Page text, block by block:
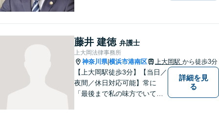
藤井 建徳 弁護士
上大岡法律事務所
神奈川県|横浜市港南区 上大岡駅 から徒歩3分
【上大岡駅徒歩3分】【当日／
夜間／休日対応可能】常に
「最後まで私の味方でいてく
詳細を見
る